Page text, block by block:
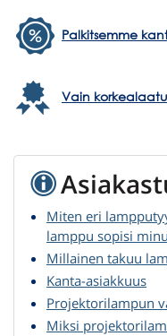
Palkitsemme
Vain
Miten eri
lamppu sopisi
Millainen takuu
Kanta-asiakkuus
Projektorilampun
Miksi